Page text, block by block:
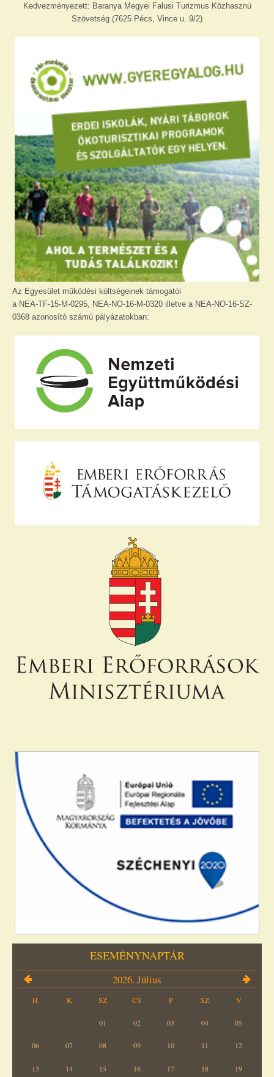
Kedvezményezett: Baranya Megyei Falusi Turizmus Közhasznú
Szövetség (7625 Pécs, Vince u. 9/2)
Az Egyesület működési költségeinek támogatói
a NEA-TF-15-M-0295, NEA-NO-16-M-0320 illetve a NEA-NO-16-SZ-
0368 azonosító számú pályázatokban:
ESEMÉNYNAPTÁR
2026. Július
H K SZ CS P SZ V
01 02 03 04 05
06 07 08 09 10 11 12
13 14 15 16 17 18 19